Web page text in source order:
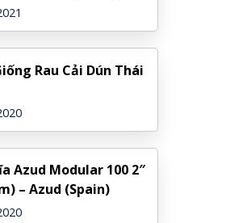
Rau Cải Dún Thái
Azud Modular 100 2″
– Azud (Spain)